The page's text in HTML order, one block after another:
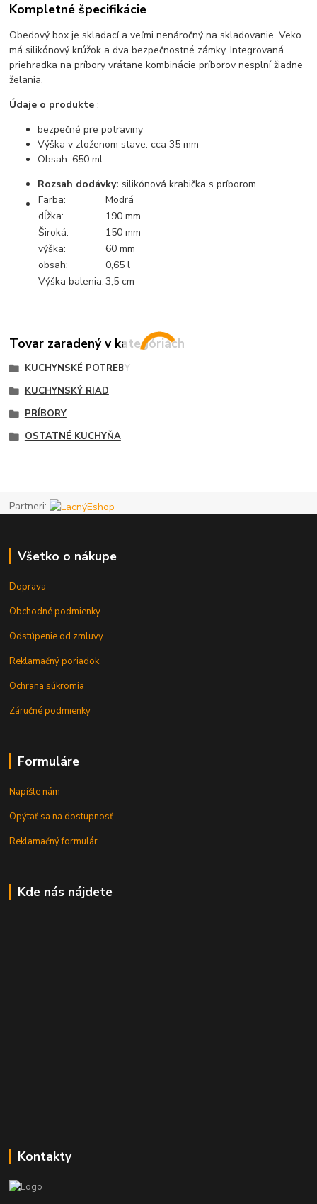
Kompletné špecifikácie
Obedový box je skladací a veľmi nenáročný na skladovanie. Veko
má silikónový krúžok a dva bezpečnostné zámky. Integrovaná
priehradka na príbory vrátane kombinácie príborov nesplní žiadne
želania.
Údaje o produkte :
bezpečné pre potraviny
Výška v zloženom stave: cca 35 mm
Obsah: 650 ml
Rozsah dodávky: silikónová krabička s príborom
Farba:
Modrá
dĺžka:
190 mm
Široká:
150 mm
výška:
60 mm
obsah:
0,65 l
Výška balenia:3,5 cm
Tovar zaradený v kategóriách
KUCHYNSKÉ POTREBY
KUCHYNSKÝ RIAD
PRÍBORY
OSTATNÉ KUCHYŇA
Partneri:
Všetko o nákupe
Doprava
Obchodné podmienky
Odstúpenie od zmluvy
Reklamačný poriadok
Ochrana súkromia
Záručné podmienky
Formuláre
Napíšte nám
Opýtať sa na dostupnosť
Reklamačný formulár
Kde nás nájdete
Kontakty